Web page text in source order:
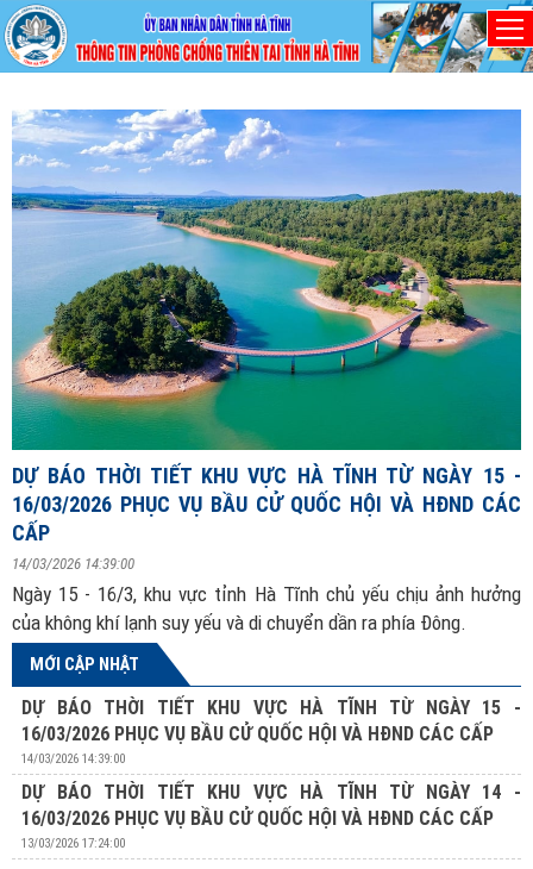
Thứ Bảy, 8/8/2026
DỰ BÁO THỜI TIẾT KHU VỰC HÀ TĨNH TỪ NGÀY 15 -
16/03/2026 PHỤC VỤ BẦU CỬ QUỐC HỘI VÀ HĐND CÁC
CẤP
14/03/2026 14:39:00
Ngày 15 - 16/3, khu vực tỉnh Hà Tĩnh chủ yếu chịu ảnh hưởng
của không khí lạnh suy yếu và di chuyển dần ra phía Đông.
MỚI CẬP NHẬT
DỰ BÁO THỜI TIẾT KHU VỰC HÀ TĨNH TỪ NGÀY 15 -
16/03/2026 PHỤC VỤ BẦU CỬ QUỐC HỘI VÀ HĐND CÁC CẤP
14/03/2026 14:39:00
DỰ BÁO THỜI TIẾT KHU VỰC HÀ TĨNH TỪ NGÀY 14 -
16/03/2026 PHỤC VỤ BẦU CỬ QUỐC HỘI VÀ HĐND CÁC CẤP
13/03/2026 17:24:00